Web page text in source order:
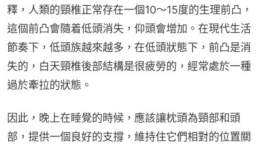
釋，人類的頸椎正常存在一個10～15度的生理前凸，
這個前凸會隨着低頭消失，仰頭會增加。在現代生活
節奏下，低頭族越來越多，在低頭狀態下，前凸是消
失的，白天頸椎後部結構是很疲勞的，經常處於一種
過於牽拉的狀態。
因此，晚上在睡覺的時候，應該讓枕頭為頸部和頭
部，提供一個良好的支撐，維持住它們相對的位置關